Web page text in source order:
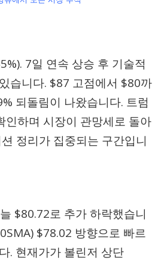
7일 연속 상승 후 기술적
습니다. $87 고점에서 $80까
되돌림이 나왔습니다. 트럼
인하며 시장이 관망세로 돌아
정리가 집중되는 구간입니
$80.72로 추가 하락했습니
$78.02 방향으로 빠르
. 현재가가 볼린저 상단